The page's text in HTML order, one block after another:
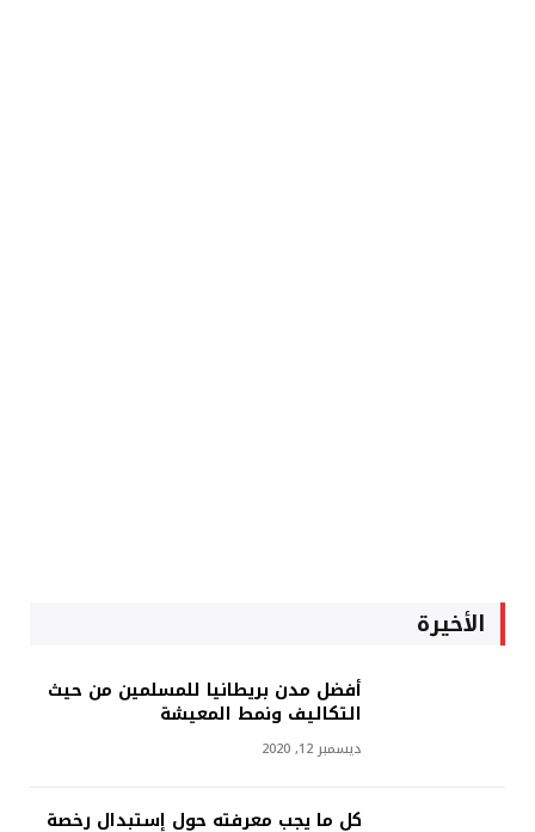
الأخيرة
أفضل مدن بريطانيا للمسلمين من حيث
التكاليف ونمط المعيشة
ديسمبر 12, 2020
كل ما يجب معرفته حول إستبدال رخصة